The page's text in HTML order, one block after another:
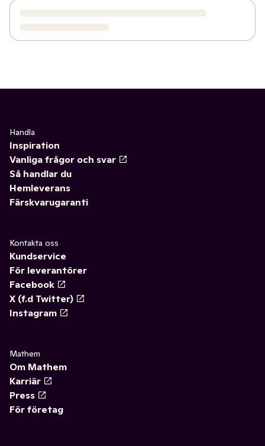
Handla
Inspiration
Vanliga frågor och svar
Så handlar du
Hemleverans
Färskvarugaranti
Kontakta oss
Kundservice
För leverantörer
Facebook
X (f.d Twitter)
Instagram
Mathem
Om Mathem
Karriär
Press
För företag